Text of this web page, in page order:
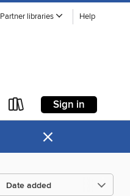
Partner libraries Help
Sign in
×